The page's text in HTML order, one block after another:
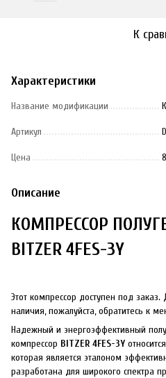
К
Характеристики
Название модификации
Артикул
Цена
Описание
КОМПРЕССОР
BITZER 4FES-3Y
Этот компрессор доступен под
наличия, пожалуйста, обратитесь к
Надежный и энергоэффективный
компрессор BITZER 4FES-3Y
которая является эталоном
разработана для широкого спектра